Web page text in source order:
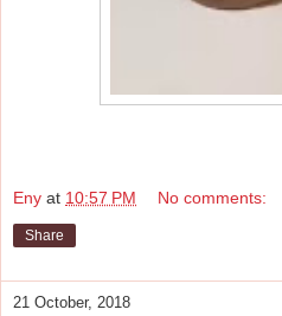
Eny at 10:57 PM No comments:
Share
21 October, 2018